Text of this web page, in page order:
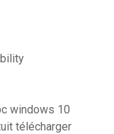
windows 10
télécharger